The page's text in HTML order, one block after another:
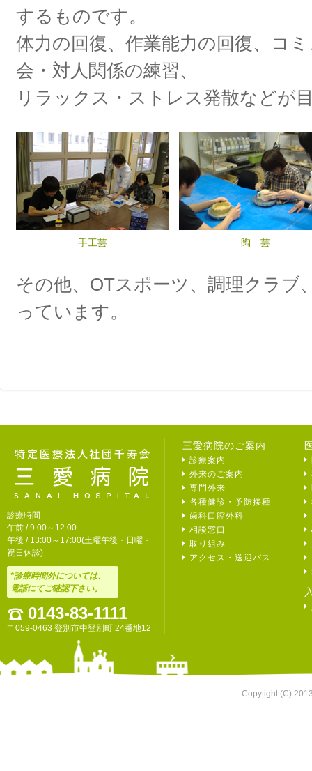
するものです。
体力の回復、作業能力の回復、コ
会・対人関係の練習、
リラックス・ストレス発散などが
手工芸 陶 芸
その他、OTスポーツ、調理クラブ
っています。
診療時間
午前 / 9:00～12:00
午後 / 13:00～17:00(土曜午後・日曜・
祝日休診)
*診療時間外については、
電話にてご確認下さい。
0143-83-1111
〒059-0463 登別市中登別町 24番地12
三愛病院のご案内
診療案内
外来のご案内
専門外来
各種健診・予防接種
歯科口腔外科
相談窓口
取り組み
アクセス・送迎バス
Copytight (C)